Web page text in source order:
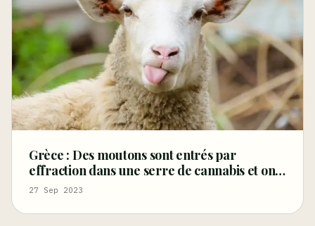
Grèce : Des moutons sont entrés par
effraction dans une serre de cannabis et ont
mangé 100 kg d’herbes
27 Sep 2023